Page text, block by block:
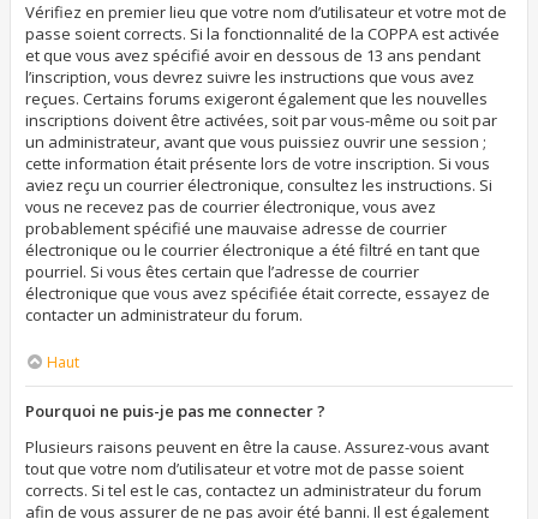
Vérifiez en premier lieu que votre nom d’utilisateur et votre mot de
passe soient corrects. Si la fonctionnalité de la COPPA est activée
et que vous avez spécifié avoir en dessous de 13 ans pendant
l’inscription, vous devrez suivre les instructions que vous avez
reçues. Certains forums exigeront également que les nouvelles
inscriptions doivent être activées, soit par vous-même ou soit par
un administrateur, avant que vous puissiez ouvrir une session ;
cette information était présente lors de votre inscription. Si vous
aviez reçu un courrier électronique, consultez les instructions. Si
vous ne recevez pas de courrier électronique, vous avez
probablement spécifié une mauvaise adresse de courrier
électronique ou le courrier électronique a été filtré en tant que
pourriel. Si vous êtes certain que l’adresse de courrier
électronique que vous avez spécifiée était correcte, essayez de
contacter un administrateur du forum.
Haut
Pourquoi ne puis-je pas me connecter ?
Plusieurs raisons peuvent en être la cause. Assurez-vous avant
tout que votre nom d’utilisateur et votre mot de passe soient
corrects. Si tel est le cas, contactez un administrateur du forum
afin de vous assurer de ne pas avoir été banni. Il est également